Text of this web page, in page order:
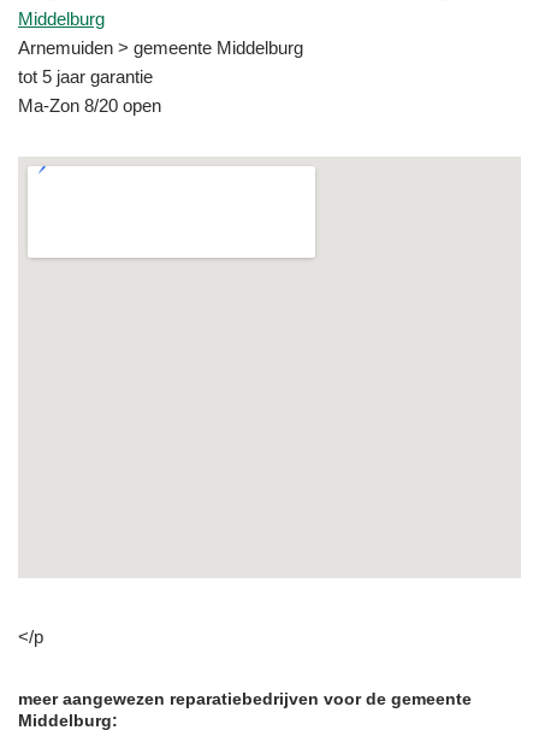
Middelburg
Arnemuiden > gemeente Middelburg
tot 5 jaar garantie
Ma-Zon 8/20 open
</p
meer aangewezen reparatiebedrijven voor de gemeente
Middelburg: